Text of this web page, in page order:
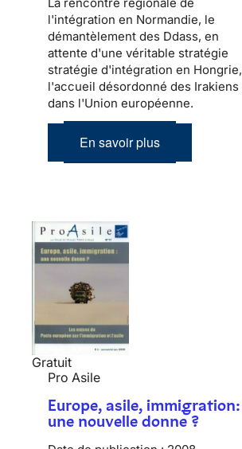
l'intégration en Normandie, le
démantèlement des Ddass, en
attente d'une véritable stratégie
stratégie d'intégration en Hongrie,
l'accueil désordonné des Irakiens
dans l'Union européenne.
En savoir plus
Gratuit
Pro Asile
Europe, asile, immigration:
une nouvelle donne ?